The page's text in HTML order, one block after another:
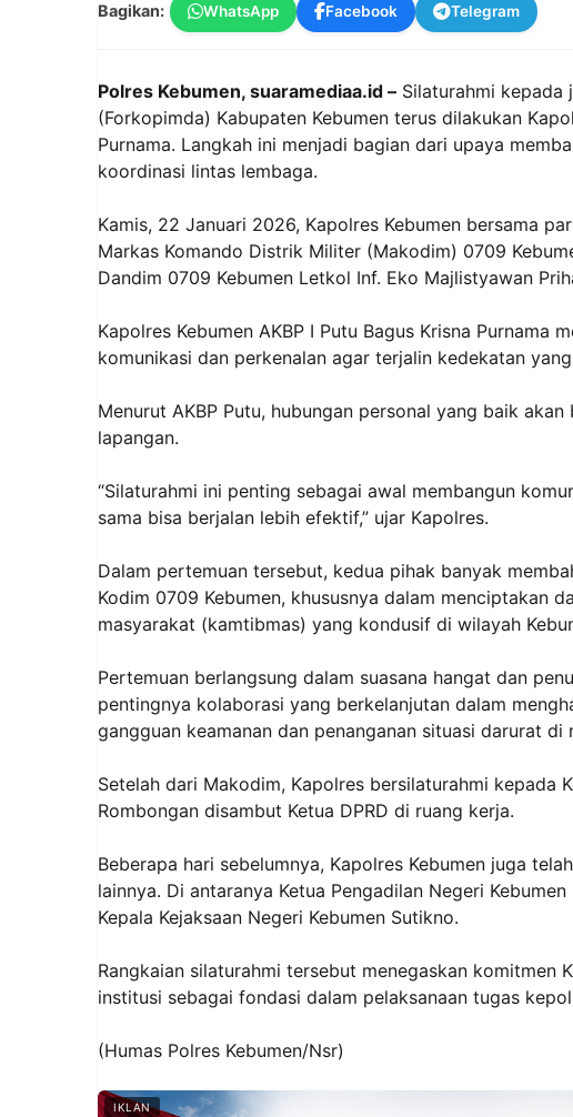
Bagikan: WhatsApp Facebook Telegram
Polres Kebumen, suaramediaa.id – Silaturahmi kepada
(Forkopimda) Kabupaten Kebumen terus dilakukan
Purnama. Langkah ini menjadi bagian dari upaya
koordinasi lintas lembaga.
Kamis, 22 Januari 2026, Kapolres Kebumen bersama
Markas Komando Distrik Militer (Makodim) 0709
Dandim 0709 Kebumen Letkol Inf. Eko Majlistyawan
Kapolres Kebumen AKBP I Putu Bagus Krisna Purnama
komunikasi dan perkenalan agar terjalin kedekatan
Menurut AKBP Putu, hubungan personal yang baik
lapangan.
“Silaturahmi ini penting sebagai awal membangun
sama bisa berjalan lebih efektif,” ujar Kapolres.
Dalam pertemuan tersebut, kedua pihak banyak
Kodim 0709 Kebumen, khususnya dalam menciptakan
masyarakat (kamtibmas) yang kondusif di wilayah
Pertemuan berlangsung dalam suasana hangat dan
pentingnya kolaborasi yang berkelanjutan dalam
gangguan keamanan dan penanganan situasi darurat di
Setelah dari Makodim, Kapolres bersilaturahmi kepada
Rombongan disambut Ketua DPRD di ruang kerja.
Beberapa hari sebelumnya, Kapolres Kebumen juga
lainnya. Di antaranya Ketua Pengadilan Negeri
Kepala Kejaksaan Negeri Kebumen Sutikno.
Rangkaian silaturahmi tersebut menegaskan komitmen
institusi sebagai fondasi dalam pelaksanaan tugas
(Humas Polres Kebumen/Nsr)
IKLAN